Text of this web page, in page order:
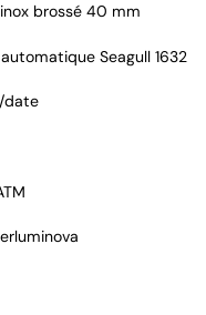
brossé 40 mm
Seagull 1632
date